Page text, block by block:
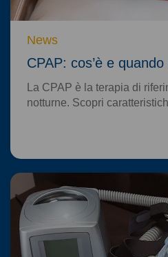
News
CPAP: cos’è e
La CPAP è la terapia di
notturne. Scopri